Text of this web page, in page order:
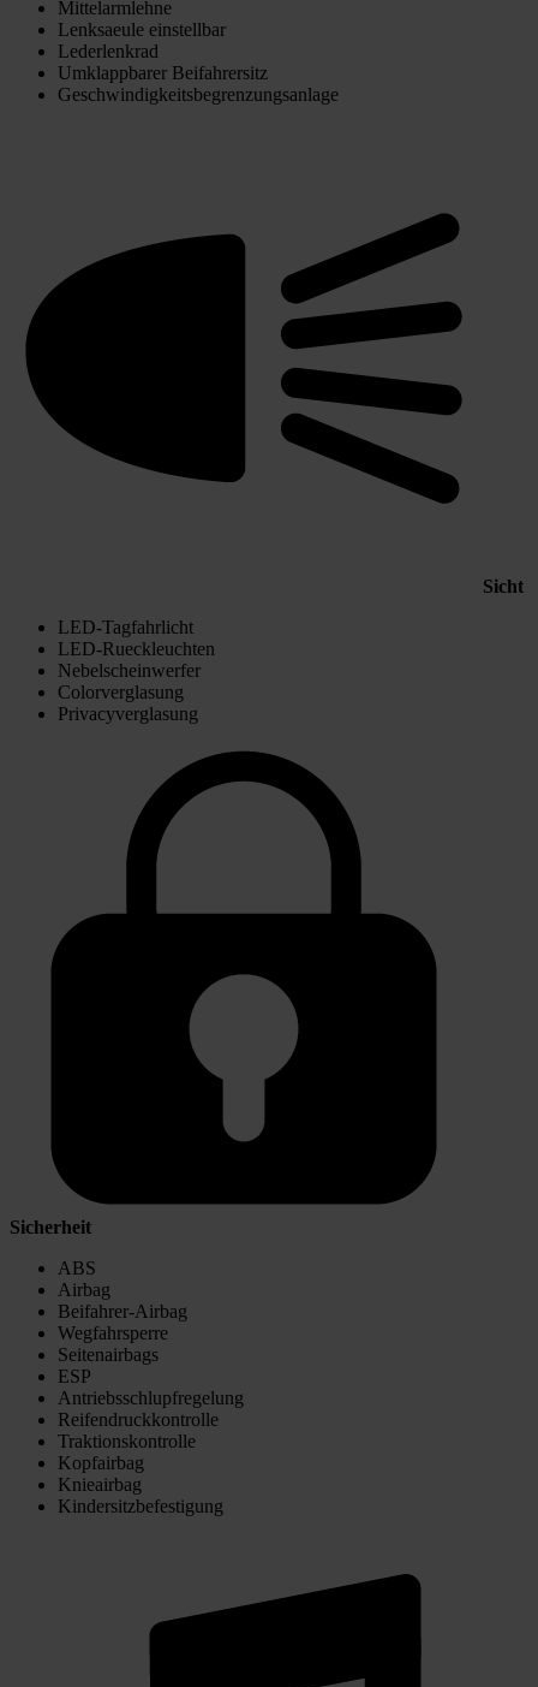
Mittelarmlehne
Lenksaeule einstellbar
Lederlenkrad
Umklappbarer Beifahrersitz
Geschwindigkeitsbegrenzungsanlage
Sicht
LED-Tagfahrlicht
LED-Rueckleuchten
Nebelscheinwerfer
Colorverglasung
Privacyverglasung
Sicherheit
ABS
Airbag
Beifahrer-Airbag
Wegfahrsperre
Seitenairbags
ESP
Antriebsschlupfregelung
Reifendruckkontrolle
Traktionskontrolle
Kopfairbag
Knieairbag
Kindersitzbefestigung